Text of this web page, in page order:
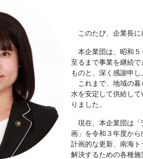
このたび、企業長に
本企業団は、昭和５
至るまで事業を継続
ものと、深く感謝申し
これまで、 地域の暮
水を安定して供給し
りました。
現在、本企業団は「
画」を令和３年度か
計画的な更新、南海
解決するための各種施